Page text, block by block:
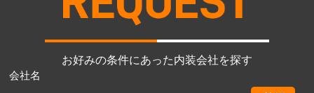
お好みの条件にあった内装会社を探す
会社名